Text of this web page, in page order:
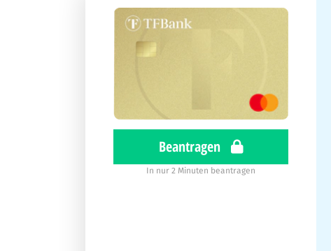
Beantragen
In nur 2 Minuten beantragen